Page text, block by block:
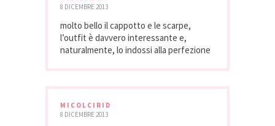
8 DICEMBRE 2013
molto bello il cappotto e le scarpe,
l’outfit è davvero interessante e,
naturalmente, lo indossi alla perfezione
MICOLCIRID
8 DICEMBRE 2013